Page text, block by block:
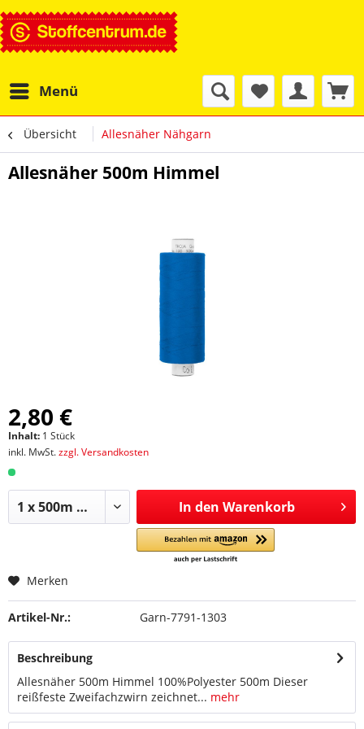
Menü
Übersicht Allesnäher Nähgarn
Allesnäher 500m Himmel
2,80 €
Inhalt: 1 Stück
inkl. MwSt.zzgl. Versandkosten
In den Warenkorb
Merken
Artikel-Nr.: Garn-7791-1303
Beschreibung
Allesnäher 500m Himmel 100%Polyester 500m Dieser
reißfeste Zweifachzwirn zeichnet... mehr